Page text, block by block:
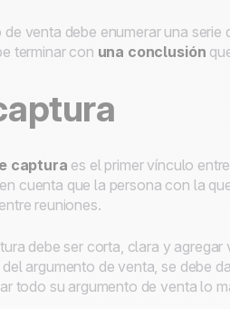
venta debe enumerar una serie
terminar con una conclusión
captura es el primer vínculo
cuenta que la persona con la
reuniones.
debe ser corta, clara y
argumento de venta, se debe
todo su argumento de venta lo